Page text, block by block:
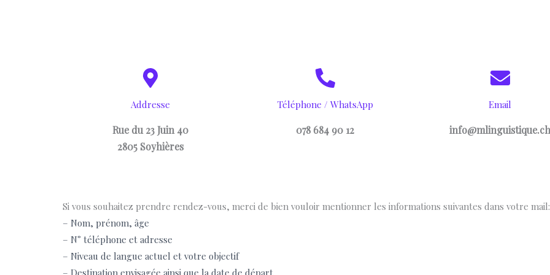
Addresse
Rue du 23 Juin 40
2805 Soyhières
Téléphone / WhatsApp
078 684 90 12
Email
info@mlinguistique.ch
Si vous souhaitez prendre rendez-vous, merci de bien vouloir mentionner les informations suivantes dans votre mail:
– Nom, prénom, âge
– N° téléphone et adresse
– Niveau de langue actuel et votre objectif
– Destination envisagée ainsi que la date de départ